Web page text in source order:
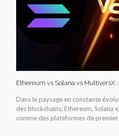
Ethereum vs Solana vs MultiversX
Dans le paysage en constante
des blockchains, Ethereum, Solana
comme des plateformes de premier